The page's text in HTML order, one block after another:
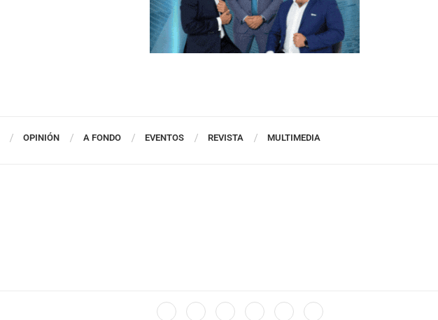
OPINIÓN A FONDO EVENTOS REVISTA MULTIMEDIA